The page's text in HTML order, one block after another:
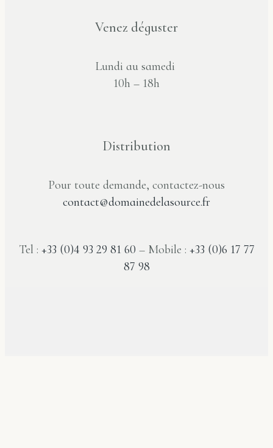
Venez déguster
Lundi au samedi
10h – 18h
Distribution
Pour toute demande, contactez-nous
contact@domainedelasource.fr
Tel : +33 (0)4 93 29 81 60 – Mobile : +33 (0)6 17 77
87 98